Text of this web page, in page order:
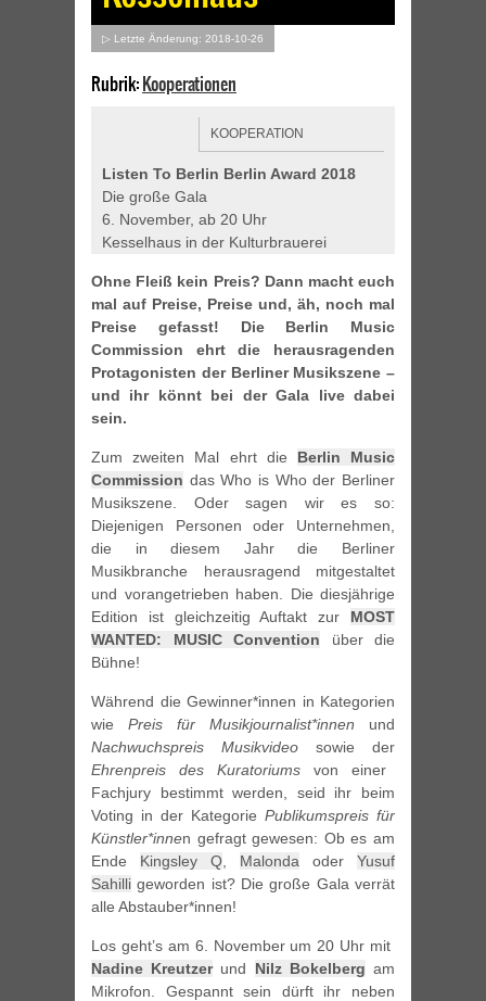
▷ Letzte Änderung: 2018-10-26
Rubrik:Kooperationen
KOOPERATION
Listen To Berlin Berlin Award 2018
Die große Gala
6. November, ab 20 Uhr
Kesselhaus in der Kulturbrauerei
Ohne Fleiß kein Preis? Dann macht euch
mal auf Preise, Preise und, äh, noch mal
Preise gefasst! Die Berlin Music
Commission ehrt die herausragenden
Protagonisten der Berliner Musikszene –
und ihr könnt bei der Gala live dabei
sein.
Zum zweiten Mal ehrt die Berlin Music
Commission das Who is Who der Berliner
Musikszene. Oder sagen wir es so:
Diejenigen Personen oder Unternehmen,
die in diesem Jahr die Berliner
Musikbranche herausragend mitgestaltet
und vorangetrieben haben. Die diesjährige
Edition ist gleichzeitig Auftakt zur MOST
WANTED: MUSIC Convention über die
Bühne!
Während die Gewinner*innen in Kategorien
wie Preis für Musikjournalist*innen und
Nachwuchspreis Musikvideo sowie der
Ehrenpreis des Kuratoriums von einer
Fachjury bestimmt werden, seid ihr beim
Voting in der Kategorie Publikumspreis für
Künstler*innen gefragt gewesen: Ob es am
Ende Kingsley Q, Malonda oder Yusuf
Sahilli geworden ist? Die große Gala verrät
alle Abstauber*innen!
Los geht’s am 6. November um 20 Uhr mit
Nadine Kreutzerund Nilz Bokelberg am
Mikrofon. Gespannt sein dürft ihr neben